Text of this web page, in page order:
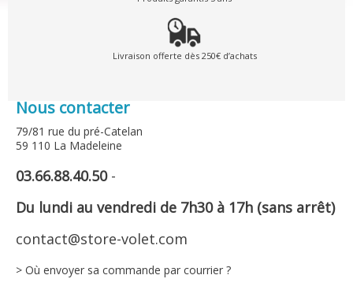
Livraison offerte dès 250€ d’achats
Nous contacter
79/81 rue du pré-Catelan
59 110 La Madeleine
03.66.88.40.50-
Du lundi au vendredi de 7h30 à 17h (sans arrêt)
contact@store-volet.com
> Où envoyer sa commande par courrier ?